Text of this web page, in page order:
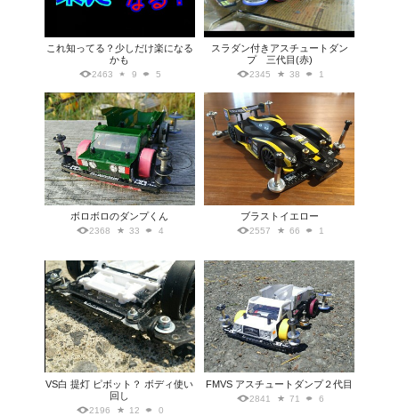
これ知ってる？少しだけ楽になる
かも
2463 9 5
スラダン付きアスチュートダン
プ 三代目(赤)
2345 38 1
ボロボロのダンプくん
2368 33 4
ブラストイエロー
2557 66 1
VS白 提灯 ピボット？ ボディ使い
回し
2196 12 0
FMVS アスチュートダンプ２代目
2841 71 6